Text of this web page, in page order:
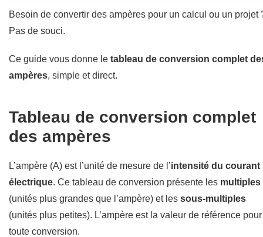
Besoin de convertir des ampères pour un calcul ou un projet
Pas de souci.
Ce guide vous donne le tableau de conversion complet
ampères, simple et direct.
Tableau de conversion complet
des ampères
L’ampère (A) est l’unité de mesure de l’intensité du courant
électrique. Ce tableau de conversion présente les multiples
(unités plus grandes que l’ampère) et les sous-multiples
(unités plus petites). L’ampère est la valeur de référence pour
toute conversion.